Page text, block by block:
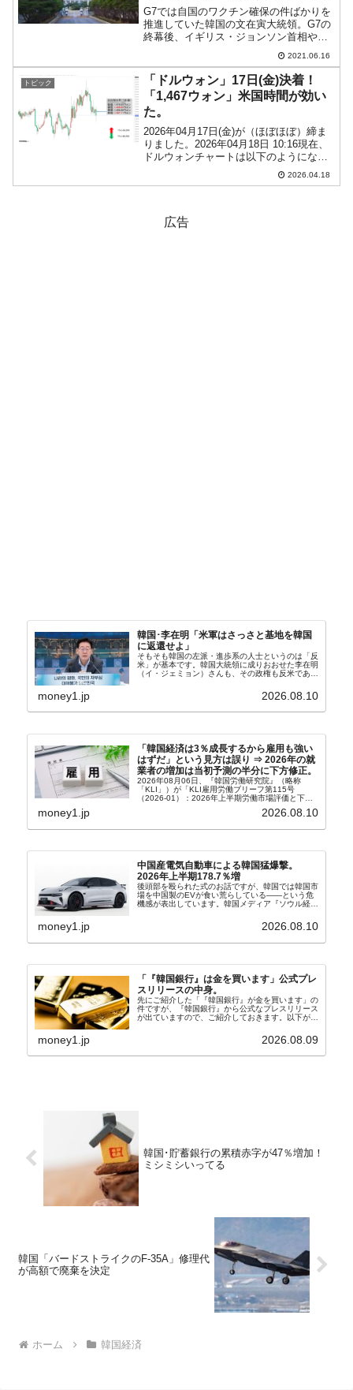
ればいいのに
G7では自国のワクチン確保の件ばかりを
推進していた韓国の文在寅大統領。G7の
終幕後、イギリス・ジョンソン首相やド
イツ・メルケル首相らがベルギー・ブリ
ュッセルに移動して『NATO』首脳会議
に臨んだのを尻目に、一路オーストリア
へ移動しました。帰...
2021.06.16
トピック
「ドルウォン」17日(金)決着！
「1,467ウォン」米国時間が効い
た。
2026年04月17日(金)が（ほぼほぼ）締ま
りました。2026年04月18日 10:16現在、
ドルウォンチャートは以下のようになっ
ています（チャートは『Investing.com』
より引用：以下同）。ウォン高方向に進
2026.04.18
広告
韓国･李在明「米軍はさっさと基地を韓国
に返還せよ」
そもそも韓国の左派・進歩系の人士というのは「反
米」が基本です。韓国大統領に成りおおせた李在明
（イ・ジェミョン）さんも、その政権も反米であ
（アン・ギュベク）さんが国防部長（長官）を努め
money1.jp 2026.08.10
「韓国経済は3％成長するから雇用も強い
はずだ」という見方は誤り ⇒ 2026年の就
業者の増加は当初予測の半分に下方修正。
2026年08月06日、『韓国労働研究院』（略称
「KLI」）が「KLI雇用労働ブリーフ第115号
（2026-01）：2026年上半期労働市場評価と下半
度もご紹介していますが、政府が何よりも大...
money1.jp 2026.08.10
中国産電気自動車による韓国猛爆撃。
2026年上半期178.7％増
後頭部を殴られた式のお話ですが、韓国では韓国市
場を中国製のEVが食い荒らしている――という危
機感が表出しています。韓国メディア『ソウル経
ルは「中国EVの大攻勢…東風もプジョーと手を組
money1.jp 2026.08.10
「『韓国銀行』は金を買います」公式プレ
スリリースの中身。
先にご紹介した「『韓国銀行』が金を買います」の
件ですが、『韓国銀行』から公式なプレスリリース
が出ていますので、ご紹介しておきます。以下が全
れ協力体制を構築□『韓国銀行』は、国内生産金の
money1.jp 2026.08.09
韓国･貯蓄銀行の累積赤字が47％増加！
ミシミシいってる
韓国「バードストライクのF-35A」修理代
が高額で廃棄を決定
ホーム 韓国経済